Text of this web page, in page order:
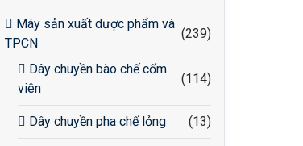
Máy sản xuất dược phẩm và
TPCN
(239)
Dây chuyền bào chế cốm
viên
(114)
Dây chuyền pha chế lỏng (13)